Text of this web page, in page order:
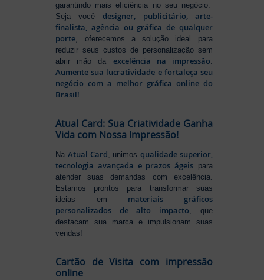
garantindo mais eficiência no seu negócio.
Seja vocêdesigner, publicitário, arte-
finalista, agência ou gráfica de qualquer
porte, oferecemos a solução ideal para
reduzir seus custos de personalização sem
abrir mão da excelência na impressão.
Aumente sua lucratividade e fortaleça seu
negócio com a melhor gráfica online do
Brasil!
Atual Card: Sua Criatividade Ganha
Vida com Nossa Impressão!
Na Atual Card , unimos qualidade superior,
tecnologia avançada e prazos ágeispara
atender suas demandas com excelência.
Estamos prontos para transformar suas
ideias em materiais gráficos
personalizados de alto impacto , que
destacam sua marca e impulsionam suas
vendas!
Cartão de Visita com impressão
online